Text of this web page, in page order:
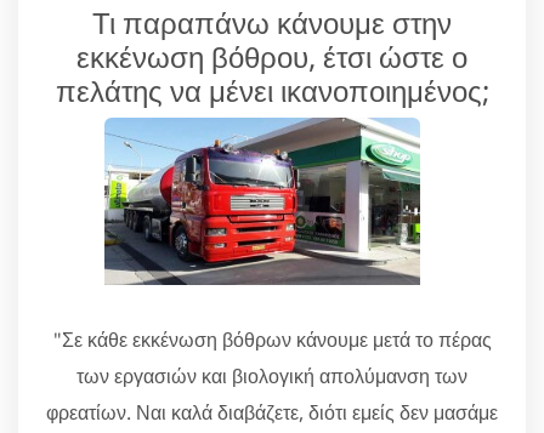
Τι παραπάνω κάνουμε στην
εκκένωση βόθρου, έτσι ώστε ο
πελάτης να μένει ικανοποιημένος;
"Σε κάθε εκκένωση βόθρων κάνουμε μετά το πέρας
των εργασιών και βιολογική απολύμανση των
φρεατίων. Ναι καλά διαβάζετε, διότι εμείς δεν μασάμε